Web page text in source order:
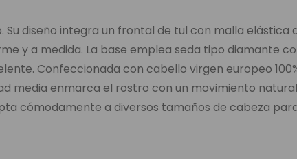
diseño integra un frontal de tul con malla elástica
y a medida. La base emplea seda tipo diamante
Confeccionada con cabello virgen europeo
media enmarca el rostro con un movimiento
cómodamente a diversos tamaños de cabeza